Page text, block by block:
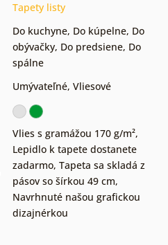
Tapety listy
Do kuchyne, Do kúpelne, Do
obývačky, Do predsiene, Do
spálne
Umývateľné, Vliesové
Vlies s gramážou 170 g/m²,
Lepidlo k tapete dostanete
zadarmo, Tapeta sa skladá z
pásov so šírkou 49 cm,
Navrhnuté našou grafickou
dizajnérkou